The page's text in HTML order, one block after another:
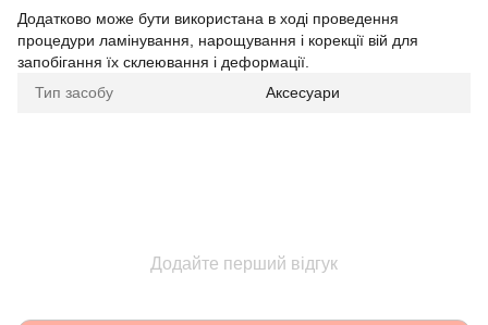
Додатково може бути використана в ході проведення
процедури ламінування, нарощування і корекції вій для
запобігання їх склеювання і деформації.
Тип засобу
Аксесуари
Додайте перший відгук